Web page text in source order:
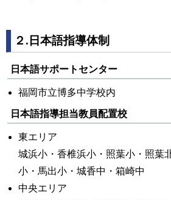
２.日本語指導体制
日本語サポートセンター
福岡市立博多中学校内
日本語指導担当教員配置校
東エリア
城浜小・香椎浜小・照葉小・照葉
小・馬出小・城香中・箱崎中
中央エリア